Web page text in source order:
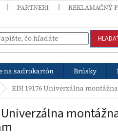
PARTNERI REKLAMAČNÝ
na sadrokartón Brúsky
EDI 19176 Univerzálna
Univerzálna